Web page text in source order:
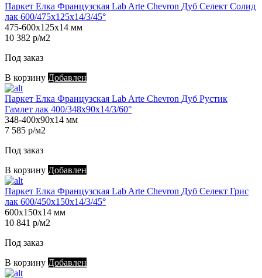
Паркет Елка Французская Lab Arte Chevron Дуб Селект Солид
лак 600/475х125х14/3/45°
475-600х125х14 мм
10 382 р/м2
Под заказ
В корзину Добавлен
Паркет Елка Французская Lab Arte Chevron Дуб Рустик
Гамлет лак 400/348х90х14/3/60°
348-400х90х14 мм
7 585 р/м2
Под заказ
В корзину Добавлен
Паркет Елка Французская Lab Arte Chevron Дуб Селект Грис
лак 600/450х150х14/3/45°
600х150х14 мм
10 841 р/м2
Под заказ
В корзину Добавлен